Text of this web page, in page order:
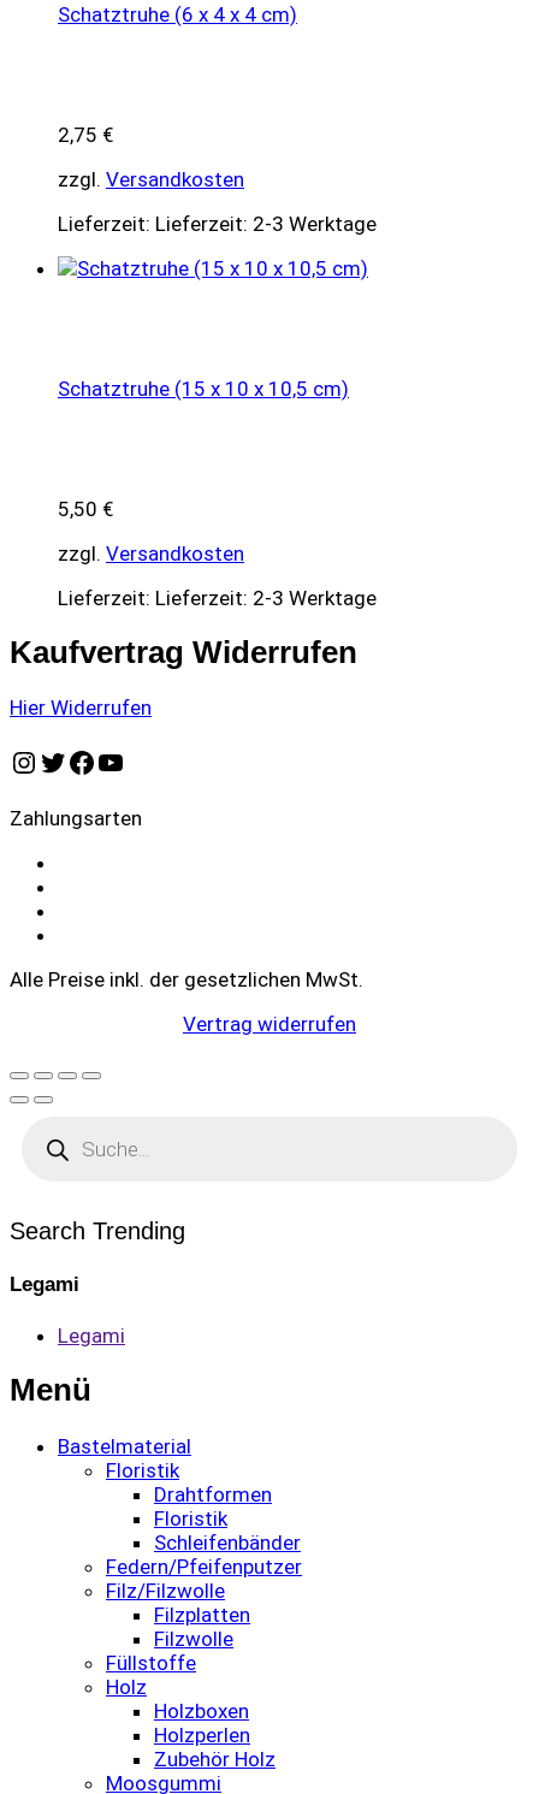
Schatztruhe (6 x 4 x 4 cm)
2,75 €
zzgl. Versandkosten
Lieferzeit: Lieferzeit: 2-3 Werktage
Schatztruhe (15 x 10 x 10,5 cm)
5,50 €
zzgl. Versandkosten
Lieferzeit: Lieferzeit: 2-3 Werktage
Kaufvertrag Widerrufen
Hier Widerrufen
Instagram
Twitter
Facebook
YouTube
Zahlungsarten
Alle Preise inkl. der gesetzlichen MwSt.
Vertrag widerrufen
search
Search Trending
Legami
Legami
Menü
Bastelmaterial
Floristik
Drahtformen
Floristik
Schleifenbänder
Federn/Pfeifenputzer
Filz/Filzwolle
Filzplatten
Filzwolle
Füllstoffe
Holz
Holzboxen
Holzperlen
Zubehör Holz
Moosgummi